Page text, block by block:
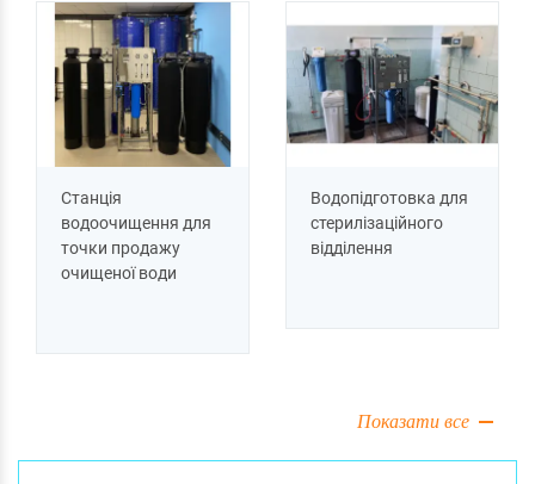
Станція
водоочищення для
точки продажу
очищеної води
Водопідготовка для
стерилізаційного
відділення
Показати все